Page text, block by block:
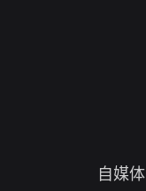
自媒体